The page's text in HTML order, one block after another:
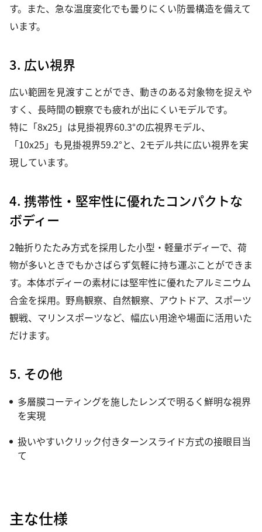
す。また、急な温度変化でも曇りにくい防曇構造を備えて
います。
3. 広い視界
広い範囲を見渡すことができ、動きのある対象物を捉えや
すく、長時間の観察でも疲れが出にくいモデルです。
特に「8x25」は見掛視界60.3°の広視界モデル、
「10x25」も見掛視界59.2°と、2モデル共に広い視界を実
現しています。
4. 携帯性・堅牢性に優れたコンパクトな
ボディー
2軸折りたたみ方式を採用した小型・軽量ボディーで、荷
物が多いときでもかさばらず気軽に持ち運ぶことができま
す。本体ボディーの素材には堅牢性に優れたアルミニウム
合金を採用。野鳥観察、自然観察、アウトドア、スポーツ
観戦、マリンスポーツなど、幅広い用途や場面に活用いた
だけます。
5. その他
多層膜コーティングを施したレンズで明るく鮮明な視界
を実現
扱いやすいクリック付きターンスライド方式の接眼目当
て
主な仕様